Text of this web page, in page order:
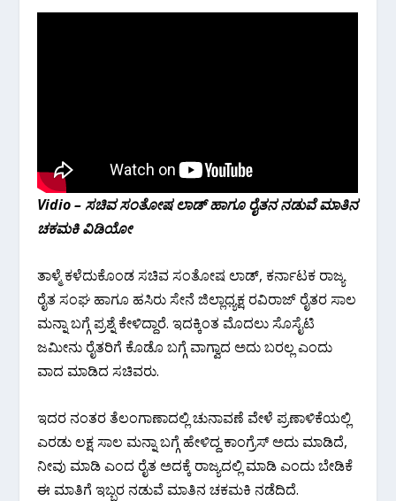
Vidio – ಸಚಿವ ಸಂತೋಷ ಲಾಡ್ ಹಾಗೂ ರೈತನ ನಡುವೆ ಮಾತಿನ
ಚಕಮಕಿ ವಿಡಿಯೋ
ತಾಳ್ಮೆ‌ ಕಳೆದುಕೊಂಡ ಸಚಿವ ಸಂತೋಷ ಲಾಡ್, ಕರ್ನಾಟಕ ರಾಜ್ಯ
ರೈತ ಸಂಘ ಹಾಗೂ ಹಸಿರು ಸೇನೆ ಜಿಲ್ಲಾಧ್ಯಕ್ಷ ರವಿರಾಜ್ ರೈತರ ಸಾಲ
ಮನ್ನಾ ಬಗ್ಗೆ ಪ್ರಶ್ನೆ ಕೇಳಿದ್ದಾರೆ. ಇದಕ್ಕಿಂತ ಮೊದಲು ಸೊಸೈಟಿ
ಜಮೀನು ರೈತರಿಗೆ ಕೊಡೊ ಬಗ್ಗೆ ವಾಗ್ವಾದ ಅದು ಬರಲ್ಲ ಎಂದು
ವಾದ ಮಾಡಿದ ಸಚಿವರು.
ಇದರ ನಂತರ ತೆಲಂಗಾಣಾದಲ್ಲಿ‌ ಚುನಾವಣೆ ವೇಳೆ ಪ್ರಣಾಳಿಕೆಯಲ್ಲಿ
ಎರಡು ಲಕ್ಷ ಸಾಲ ಮನ್ನಾ ಬಗ್ಗೆ ಹೇಳಿದ್ದ ಕಾಂಗ್ರೆಸ್‌ ಅದು ಮಾಡಿದೆ,
ನೀವು ಮಾಡಿ ಎಂದ ರೈತ ಅದಕ್ಕೆ ರಾಜ್ಯದಲ್ಲಿ ಮಾಡಿ ಎಂದು ಬೇಡಿಕೆ
ಈ ಮಾತಿಗೆ ಇಬ್ಬರ ನಡುವೆ ಮಾತಿನ ಚಕಮಕಿ ನಡೆದಿದೆ.